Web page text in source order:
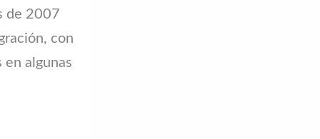
de 2007
con
algunas